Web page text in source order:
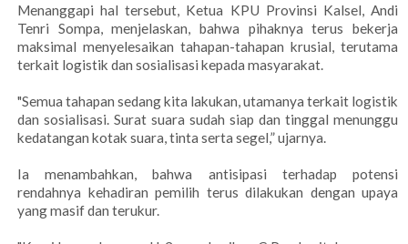
Menanggapi hal tersebut, Ketua KPU Provinsi Kalsel, Andi
Tenri Sompa, menjelaskan, bahwa pihaknya terus bekerja
maksimal menyelesaikan tahapan-tahapan krusial, terutama
terkait logistik dan sosialisasi kepada masyarakat.
"Semua tahapan sedang kita lakukan, utamanya terkait logistik
dan sosialisasi. Surat suara sudah siap dan tinggal menunggu
kedatangan kotak suara, tinta serta segel,” ujarnya.
Ia menambahkan, bahwa antisipasi terhadap potensi
rendahnya kehadiran pemilih terus dilakukan dengan upaya
yang masif dan terukur.